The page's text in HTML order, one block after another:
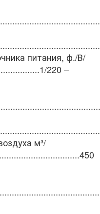
питания, ф./В/
1/220 –
м³/
450